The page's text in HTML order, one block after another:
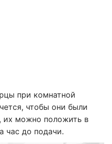
при комнатной
чтобы они были
их можно положить в
час до подачи.